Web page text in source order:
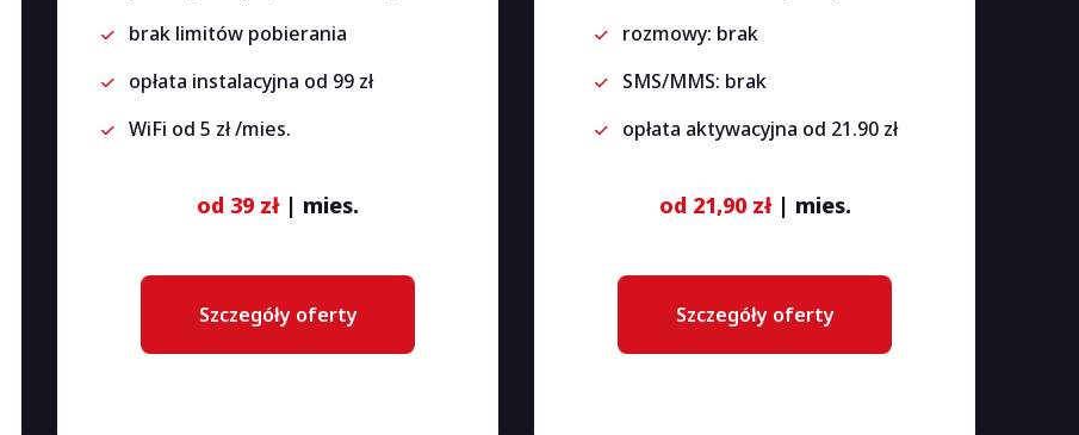
brak limitów pobierania
opłata instalacyjna od 99 zł
WiFi od 5 zł /mies.
od 39 zł | mies.
Szczegóły oferty
rozmowy: brak
SMS/MMS: brak
opłata aktywacyjna od 21.90 zł
od 21,90 zł | mies.
Szczegóły oferty